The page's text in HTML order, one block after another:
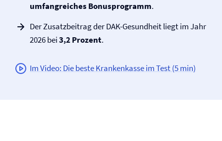
umfangreiches Bonusprogramm.
Der Zusatzbeitrag der DAK-Gesundheit liegt im Jahr
2026 bei3,2 Prozent.
Im Video: Die beste Krankenkasse im Test (5 min)